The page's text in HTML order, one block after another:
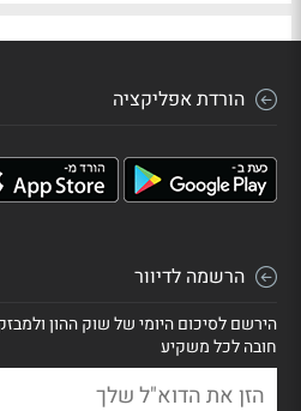
הורדת אפליקציה
הרשמה לדיוור
הירשם לסיכום היומי של שוק ההון
חובה לכל משקיע